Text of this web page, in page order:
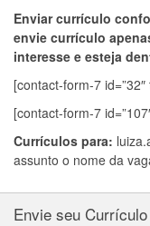
Enviar currículo
envie currículo
interesse e esteja
[contact-form-7
[contact-form-7
Currículos para:
assunto o nome da
Envie seu Currículo